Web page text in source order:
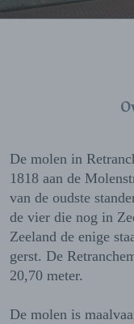
De molen in
1818 aan de
van de oudste
de vier die nog in
Zeeland de enige
gerst. De
20,70 meter.
De molen is